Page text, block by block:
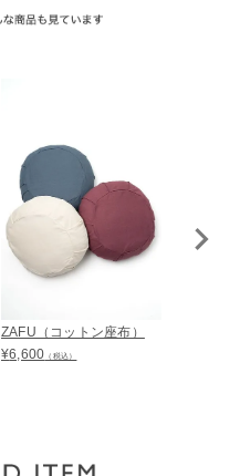
ZAFU（コットン座布）
¥6,600 （税込）